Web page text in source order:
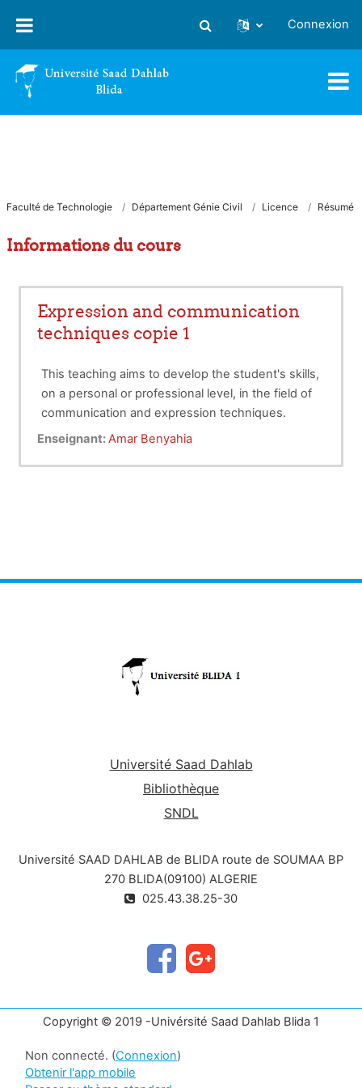
Activer/désactiver la saisie
Connexion
Faculté de Technologie Département Génie Civil Licence Résumé
Informations du cours
Expression and communication
techniques copie 1
This teaching aims to develop the student's skills,
on a personal or professional level, in the field of
communication and expression techniques.
Enseignant: Amar Benyahia
Université Saad Dahlab
Bibliothèque
SNDL
Université SAAD DAHLAB de BLIDA route de SOUMAA BP
270 BLIDA(09100) ALGERIE
025.43.38.25-30
Copyright © 2019 -Univérsité Saad Dahlab Blida 1
Non connecté. (Connexion)
Obtenir l'app mobile